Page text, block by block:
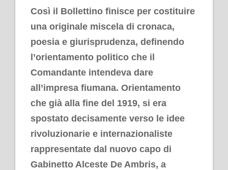
Così il Bollettino finisce per costituire
una originale miscela di cronaca,
poesia e giurisprudenza, definendo
l’orientamento politico che il
Comandante intendeva dare
all’impresa fiumana. Orientamento
che già alla fine del 1919, si era
spostato decisamente verso le idee
rivoluzionarie e internazionaliste
rappresentate dal nuovo capo di
Gabinetto Alceste De Ambris, a